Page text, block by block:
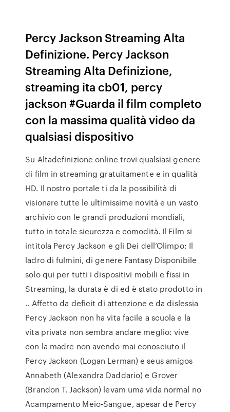
Percy Jackson Streaming Alta
Definizione. Percy Jackson
Streaming Alta Definizione,
streaming ita cb01, percy
jackson #Guarda il film completo
con la massima qualità video da
qualsiasi dispositivo
Su Altadefinizione online trovi qualsiasi genere
di film in streaming gratuitamente e in qualità
HD. Il nostro portale ti da la possibilità di
visionare tutte le ultimissime novità e un vasto
archivio con le grandi produzioni mondiali,
tutto in totale sicurezza e comodità. Il Film si
intitola Percy Jackson e gli Dei dell’Olimpo: Il
ladro di fulmini, di genere Fantasy Disponibile
solo qui per tutti i dispositivi mobili e fissi in
Streaming, la durata è di ed è stato prodotto in
.. Affetto da deficit di attenzione e da dislessia
Percy Jackson non ha vita facile a scuola e la
vita privata non sembra andare meglio: vive
con la madre non avendo mai conosciuto il
Percy Jackson (Logan Lerman) e seus amigos
Annabeth (Alexandra Daddario) e Grover
(Brandon T. Jackson) levam uma vida normal no
Acampamento Meio-Sangue, apesar de Percy